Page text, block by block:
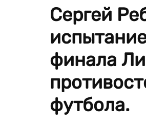
Сергей
финала
футбола.